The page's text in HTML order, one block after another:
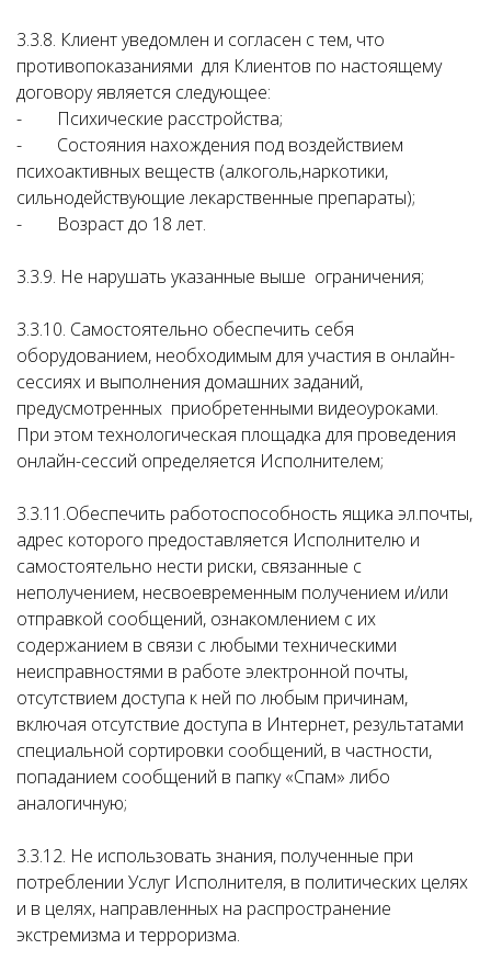
3.3.8. Клиент уведомлен и согласен с тем, что
противопоказаниями для Клиентов по настоящему
договору является следующее:
- Психические расстройства;
- Состояния нахождения под воздействием
психоактивных веществ (алкоголь,наркотики,
сильнодействующие лекарственные препараты);
- Возраст до 18 лет.
3.3.9. Не нарушать указанные выше ограничения;
3.3.10. Самостоятельно обеспечить себя
оборудованием, необходимым для участия в онлайн-
сессиях и выполнения домашних заданий,
предусмотренных приобретенными видеоуроками.
При этом технологическая площадка для проведения
онлайн-сессий определяется Исполнителем;
3.3.11.Обеспечить работоспособность ящика эл.почты,
адрес которого предоставляется Исполнителю и
самостоятельно нести риски, связанные с
неполучением, несвоевременным получением и/или
отправкой сообщений, ознакомлением с их
содержанием в связи с любыми техническими
неисправностями в работе электронной почты,
отсутствием доступа к ней по любым причинам,
включая отсутствие доступа в Интернет, результатами
специальной сортировки сообщений, в частности,
попаданием сообщений в папку «Спам» либо
аналогичную;
3.3.12. Не использовать знания, полученные при
потреблении Услуг Исполнителя, в политических целях
и в целях, направленных на распространение
экстремизма и терроризма.